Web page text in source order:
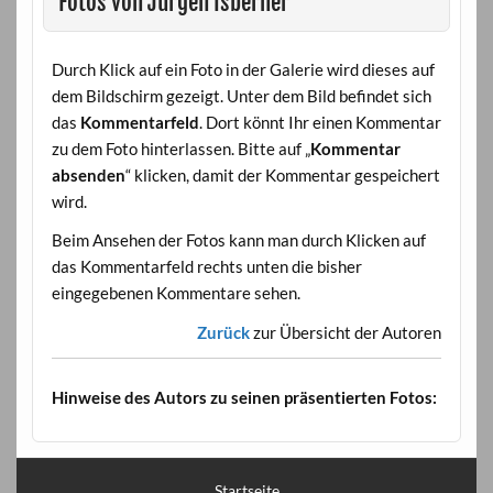
Durch Klick auf ein Foto in der Galerie wird dieses auf
dem Bildschirm gezeigt. Unter dem Bild befindet sich
das Kommentarfeld. Dort könnt Ihr einen Kommentar
zu dem Foto hinterlassen. Bitte auf „Kommentar
absenden“ klicken, damit der Kommentar gespeichert
wird.
Beim Ansehen der Fotos kann man durch Klicken auf
das Kommentarfeld rechts unten die bisher
eingegebenen Kommentare sehen.
Zurückzur Übersicht der Autoren
Hinweise des Autors zu seinen präsentierten Fotos: